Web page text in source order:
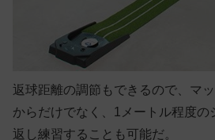
返球距離の調節もできるので、マ
からだけでなく、1メートル程度の
返し練習することも可能だ。